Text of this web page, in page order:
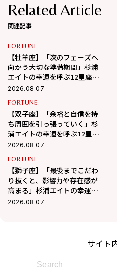
Related Article
関連記事
FORTUNE
【牡羊座】「次のフェーズへ
向かう大切な準備期間」杉浦
エイトの幸運を呼ぶ12星座占
い（8/7～9/6）
2026.08.07
FORTUNE
【双子座】「余裕と自信を持
ち周囲を引っ張っていく」杉
浦エイトの幸運を呼ぶ12星座
占い（8/7～9/6）
2026.08.07
FORTUNE
【獅子座】「最後までこだわ
り抜くと、影響力や存在感が
高まる」杉浦エイトの幸運を
呼ぶ12星座占い（8/7～
2026.08.07
サイト